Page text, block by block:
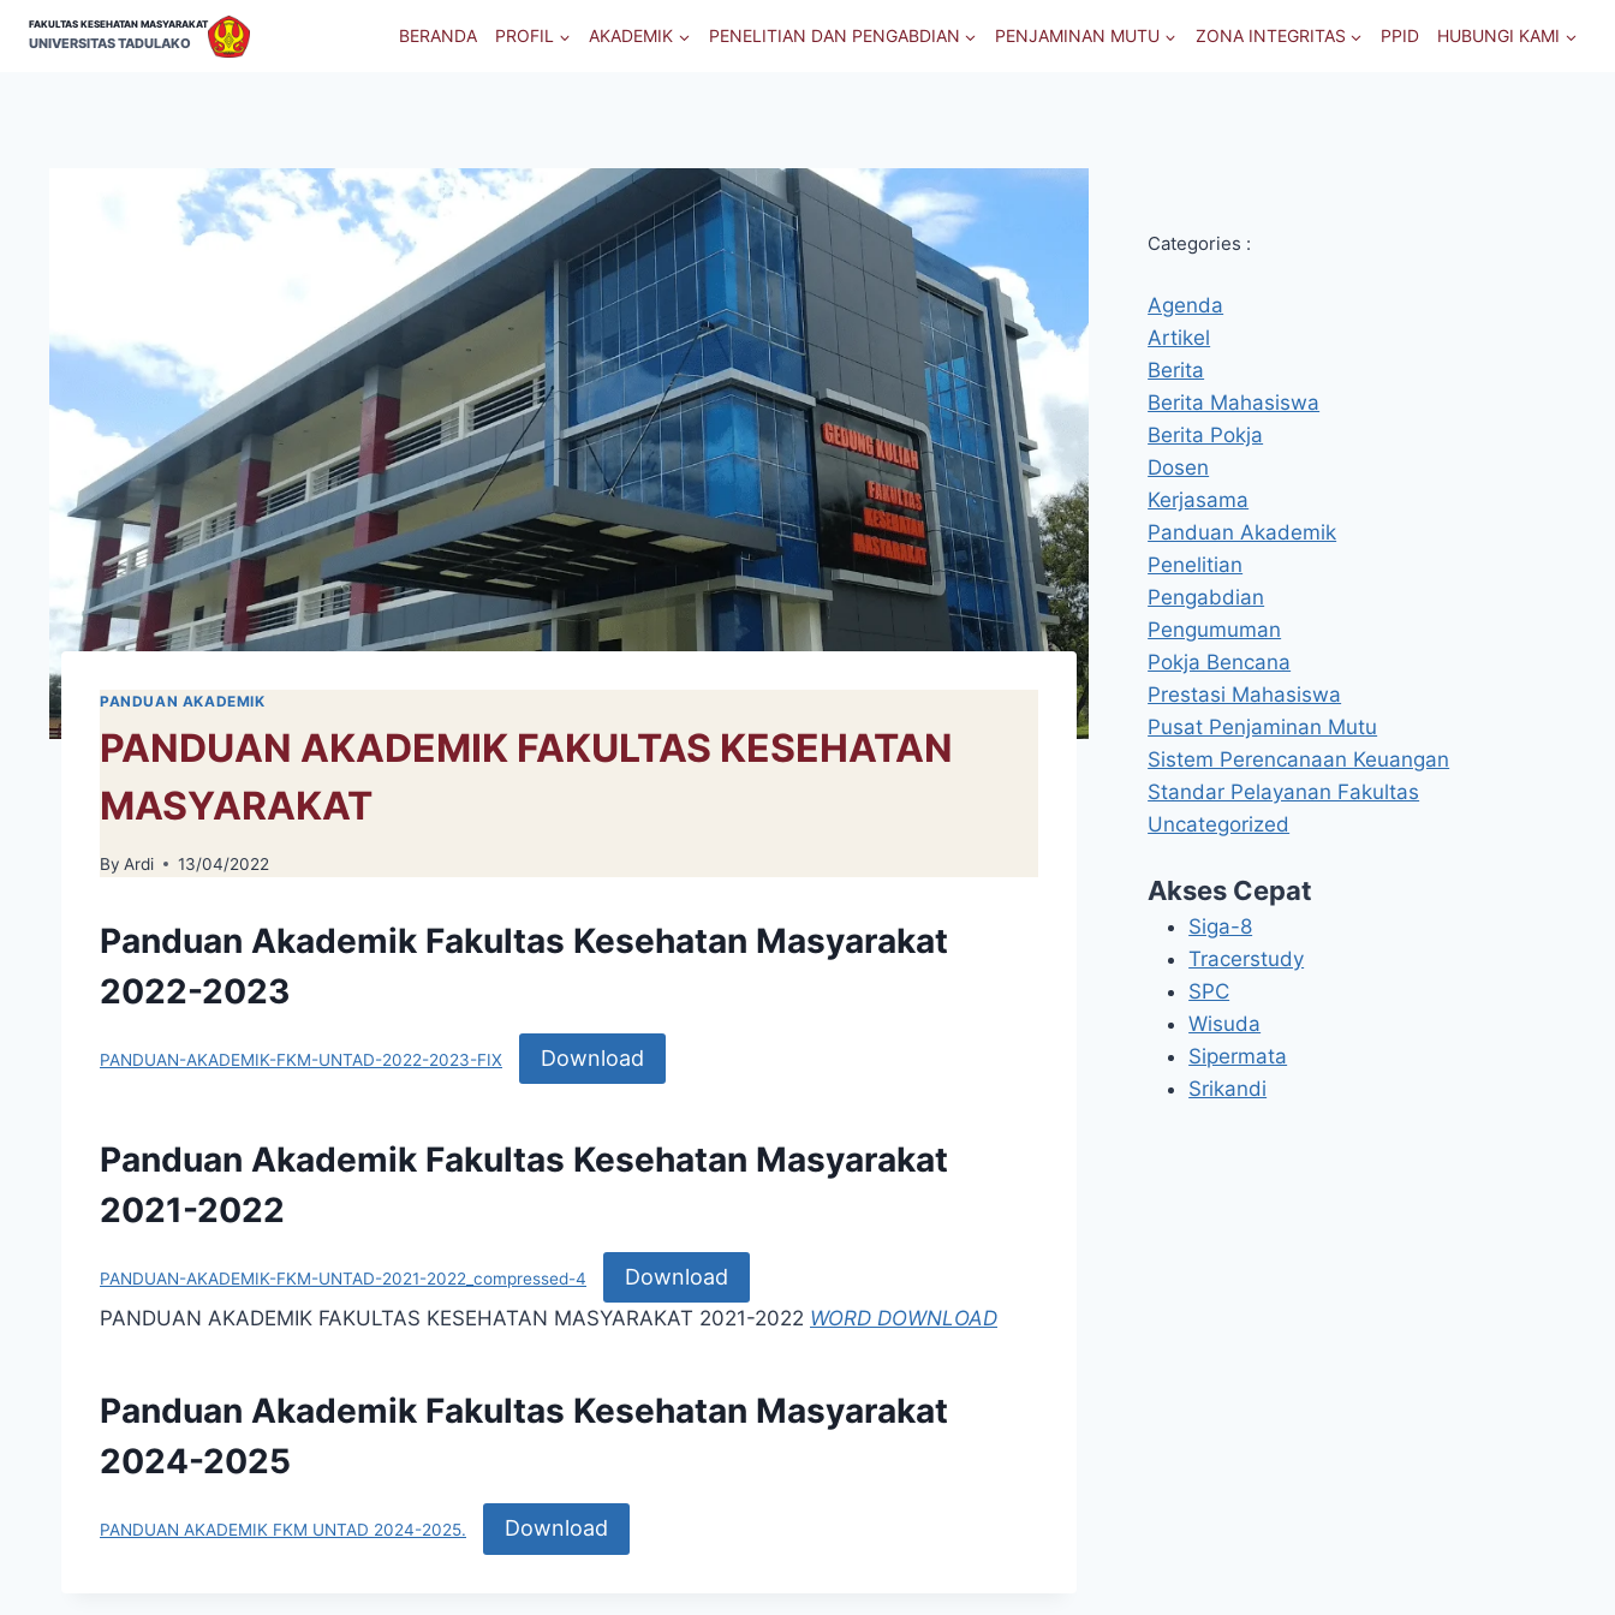
SkipFAKULTAS KESEHATAN MASYARAKAT
UNIVERSITAS TADULAKO BERANDA PROFIL AKADEMIK PENELITIAN DAN PENGABDIAN PENJAMINAN MUTU ZONA INTEGRITAS PPID HUBUNGI KAMI
PANDUAN AKADEMIK
PANDUAN AKADEMIK FAKULTAS KESEHATAN
MASYARAKAT
By Ardi 13/04/2022
Panduan Akademik Fakultas Kesehatan Masyarakat
2022-2023
PANDUAN-AKADEMIK-FKM-UNTAD-2022-2023-FIX Download
Panduan Akademik Fakultas Kesehatan Masyarakat
2021-2022
PANDUAN-AKADEMIK-FKM-UNTAD-2021-2022_compressed-4 Download
PANDUAN AKADEMIK FAKULTAS KESEHATAN MASYARAKAT 2021-2022 WORD DOWNLOAD
Panduan Akademik Fakultas Kesehatan Masyarakat
2024-2025
PANDUAN AKADEMIK FKM UNTAD 2024-2025. Download
Categories :
Agenda
Artikel
Berita
Berita Mahasiswa
Berita Pokja
Dosen
Kerjasama
Panduan Akademik
Penelitian
Pengabdian
Pengumuman
Pokja Bencana
Prestasi Mahasiswa
Pusat Penjaminan Mutu
Sistem Perencanaan Keuangan
Standar Pelayanan Fakultas
Uncategorized
Akses Cepat
Siga-8
Tracerstudy
SPC
Wisuda
Sipermata
Srikandi